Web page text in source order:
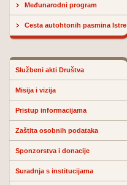
Međunarodni program
Cesta autohtonih pasmina Istre
Službeni akti Društva
Misija i vizija
Pristup informacijama
Zaštita osobnih podataka
Sponzorstva i donacije
Suradnja s institucijama